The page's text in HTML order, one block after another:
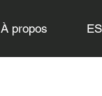
À propos